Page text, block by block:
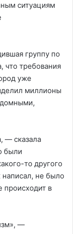
ситуациям
группу по
что требования
уже
миллионы
— сказала
были
то другого
написал, не было
происходит в
—